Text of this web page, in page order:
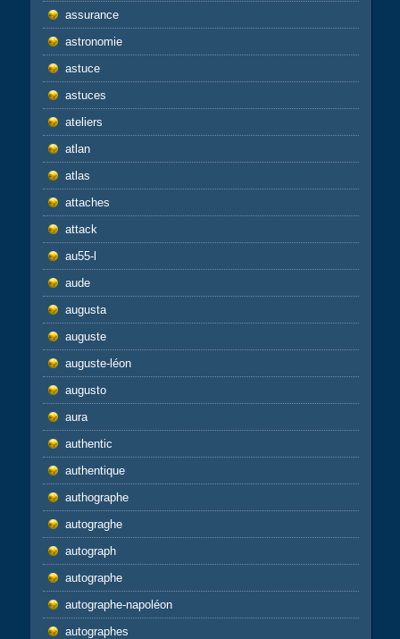
assurance
astronomie
astuce
astuces
ateliers
atlan
atlas
attaches
attack
au55-l
aude
augusta
auguste
auguste-léon
augusto
aura
authentic
authentique
authographe
autograghe
autograph
autographe
autographe-napoléon
autographes